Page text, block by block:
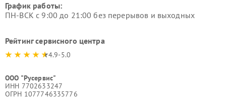
График работы:
ПН-ВСК с 9:00 до 21:00 без перерывов и выходных
Рейтинг сервисного центра
4.9-5.0
ООО "Русервис"
ИНН 7702633247
ОГРН 1077746335776